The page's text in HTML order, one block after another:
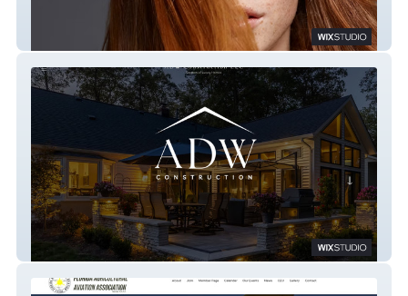
DKM Salon and Spa
ADW Construction